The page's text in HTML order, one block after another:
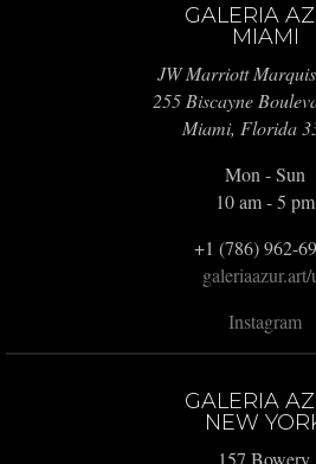
GALERIA
MIAMI
JW Marriott
255 Biscayne
Miami, Florida
Mon - Sun
10 am - 5 pm
+1 (786) 962-
galeriaazur.art/
Instagram
GALERIA
NEW
157 Bowery,